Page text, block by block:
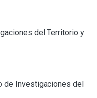
del Territorio y
de Investigaciones del